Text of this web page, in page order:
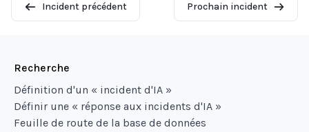
Incident précédent Prochain incident
Recherche
Définition d'un « incident d'IA »
Définir une « réponse aux incidents d'IA »
Feuille de route de la base de données